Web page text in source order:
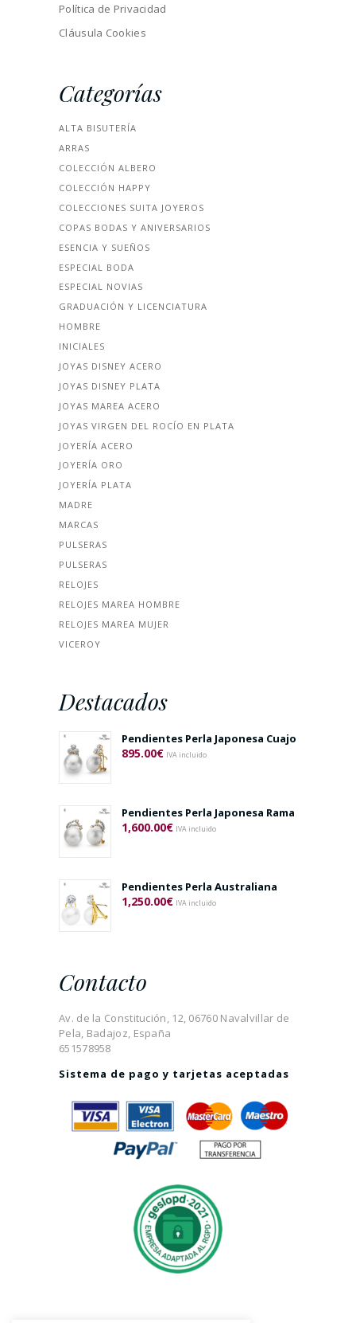
Política de Privacidad
Cláusula Cookies
Categorías
ALTA BISUTERÍA
ARRAS
COLECCIÓN ALBERO
COLECCIÓN HAPPY
COLECCIONES SUITA JOYEROS
COPAS BODAS Y ANIVERSARIOS
ESENCIA Y SUEÑOS
ESPECIAL BODA
ESPECIAL NOVIAS
GRADUACIÓN Y LICENCIATURA
HOMBRE
INICIALES
JOYAS DISNEY ACERO
JOYAS DISNEY PLATA
JOYAS MAREA ACERO
JOYAS VIRGEN DEL ROCÍO EN PLATA
JOYERÍA ACERO
JOYERÍA ORO
JOYERÍA PLATA
MADRE
MARCAS
PULSERAS
PULSERAS
RELOJES
RELOJES MAREA HOMBRE
RELOJES MAREA MUJER
VICEROY
Destacados
Pendientes Perla Japonesa Cuajo
895.00€ IVA incluido
Pendientes Perla Japonesa Rama
1,600.00€ IVA incluido
Pendientes Perla Australiana
1,250.00€ IVA incluido
Contacto
Av. de la Constitución, 12, 06760 Navalvillar de
Pela, Badajoz, España
651578958
Sistema de pago y tarjetas aceptadas